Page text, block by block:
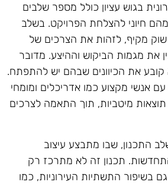
בגוש עציון כולל מספר שלבים
חיוני להצלחת הפרויקט. בשלב
מקיף, לזהות את הצרכים של
את מגמות הביקוש וההיצע. מדובר
את הכיוונים שבהם יש להתפתח.
אנשי מקצוע כמו אדריכלים ומומחי
תוצאות מיטביות, תוך התאמה לצרכים
התכנון, שבו מתבצע עיצוב
תכנון זה לא מתרכז רק
בשיפור התשתיות העירוניות, כמו